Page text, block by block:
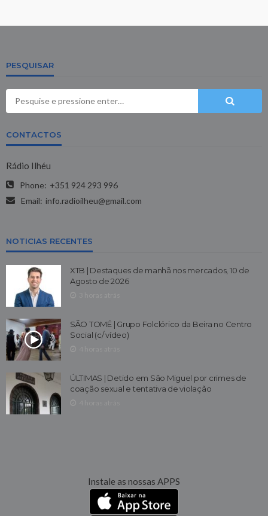
PESQUISAR
CONTACTOS
Rádio Ilhéu
Phone: +351 924 293 996
Email: info.radioilheu@gmail.com
NOTICIAS RECENTES
XTB | Destaques de manhã nos mercados, 10 de
Agosto de 2026
SÃO TOMÉ | Grupo Folclórico da Beira no Centro
Social (c/ vídeo)
ÚLTIMAS | Detido em São Miguel por crimes de
coação sexual e tentativa de violação
Instale as nossas APPS